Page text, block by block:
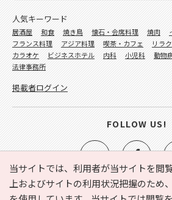
当サイトでは、利用者が当サイトを閲
上およびサイトの利用状況把握のため
人気キーワード
居酒屋 和食 焼き鳥 懐石・会席料理 焼肉
フランス料理
アジア料理 喫茶・カフェ リラ
カラオケ
ビジネスホテル 内科 小児科 動物
法律事務所
掲載者ログイン
FOLLOW US!